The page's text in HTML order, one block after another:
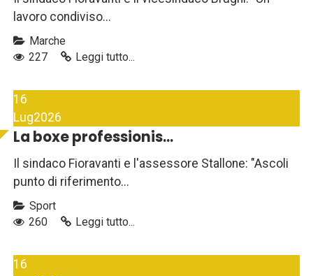
lavoro condiviso...
Marche
227
Leggi tutto...
16
Lug2026
La boxe professionis...
Il sindaco Fioravanti e l'assessore Stallone: "Ascoli
punto di riferimento...
Sport
260
Leggi tutto...
16